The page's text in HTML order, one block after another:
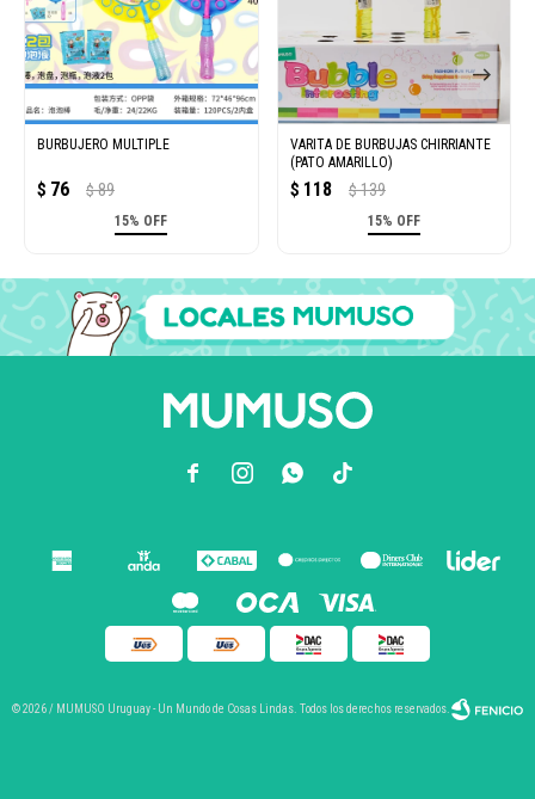
BURBUJERO MULTIPLE
$ 76 $ 89
15% OFF
VARITA DE BURBUJAS CHIRRIANTE
(PATO AMARILLO)
$ 118 $ 139
15% OFF
  
© 2026 / MUMUSO Uruguay - Un Mundo de Cosas Lindas. Todos los derechos reservados.